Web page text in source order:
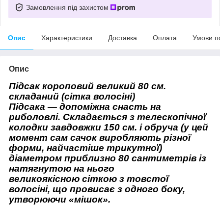
Замовлення під захистом
Опис Характеристики Доставка Оплата Умови
Опис
Підсак короповий великий 80 см.
складаний (сітка волосіні)
Підсака — допоміжна снасть на
риболовлі. Складається з телескопічної
колодки завдовжки 150 см. і обруча (у цей
момент сам сачоквиробляють різної
форми, найчастіше трикутної)
діаметром приблизно 80 сантиметрів із
натягнутою на нього
великоякісною сіткою з товстої
волосіні, що провисає з одного боку,
утворюючи «мішок».